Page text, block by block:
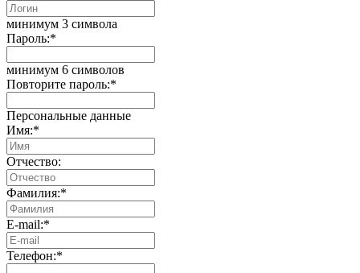
минимум 3 символа
Пароль:*
минимум 6 символов
Повторите пароль:*
Персональные данные
Имя:*
Отчество:
Фамилия:*
E-mail:*
Телефон:*